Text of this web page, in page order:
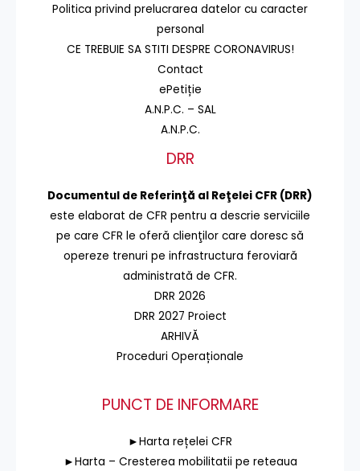
Politica privind prelucrarea datelor cu caracter
personal
CE TREBUIE SA STITI DESPRE CORONAVIRUS!
Contact
ePetiție
A.N.P.C. – SAL
A.N.P.C.
DRR
Documentul de Referinţă al Reţelei CFR (DRR)
este elaborat de CFR pentru a descrie serviciile
pe care CFR le oferă clienţilor care doresc să
opereze trenuri pe infrastructura feroviară
administrată de CFR.
DRR 2026
DRR 2027 Proiect
ARHIVĂ
Proceduri Operaționale
PUNCT DE INFORMARE
►Harta rețelei CFR
►Harta – Cresterea mobilitatii pe reteaua